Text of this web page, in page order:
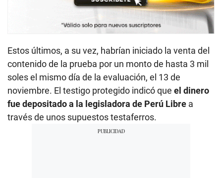
Estos últimos, a su vez, habrían iniciado la venta del
contenido de la prueba por un monto de hasta 3 mil
soles el mismo día de la evaluación, el 13 de
noviembre. El testigo protegido indicó que el dinero
fue depositado a la legisladora de Perú Libre a
través de unos supuestos testaferros.